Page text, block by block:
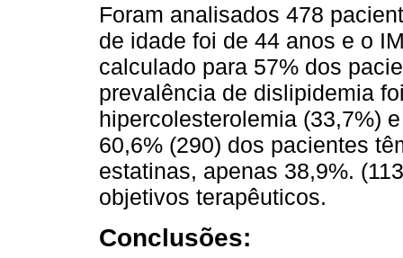
Foram analisados ​​478
de idade foi de 44 anos e o
calculado para 57% dos
prevalência de dislipidemia
hipercolesterolemia (33,7%)
60,6% (290) dos pacientes
estatinas, apenas 38,9%.
objetivos terapêuticos.
Conclusões: